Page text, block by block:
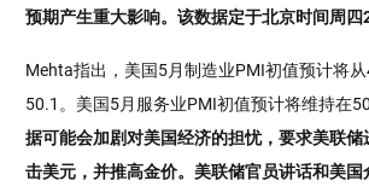
预期产生重大影响。该数据定于北京时间周四
Mehta指出，美国5月制造业PMI初值预计将
50.1。美国5月服务业PMI初值预计将维持在
据可能会加剧对美国经济的担忧，要求美联
击美元，并推高金价。美联储官员讲话和美